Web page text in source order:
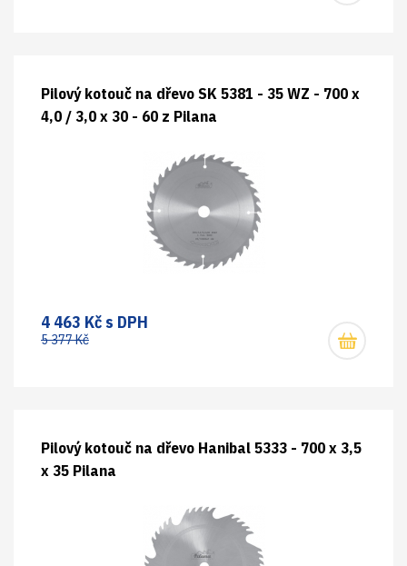
Pilový kotouč na dřevo SK 5381 - 35 WZ - 700 x
4,0 / 3,0 x 30 - 60 z Pilana
4 463 Kč s DPH
5 377 Kč
Pilový kotouč na dřevo Hanibal 5333 - 700 x 3,5
x 35 Pilana